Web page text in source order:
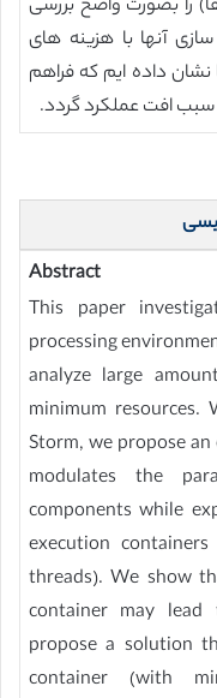
را بصورت واضح بررسی
آنها با هزینه های
داده ایم که فراهم
سبب افت عملکرد گردد.
Abstract
This paper
processing
analyze large
minimum
Storm, we propose
modulates the
components while
execution
threads). We show
container may lead
propose a solution
container (with